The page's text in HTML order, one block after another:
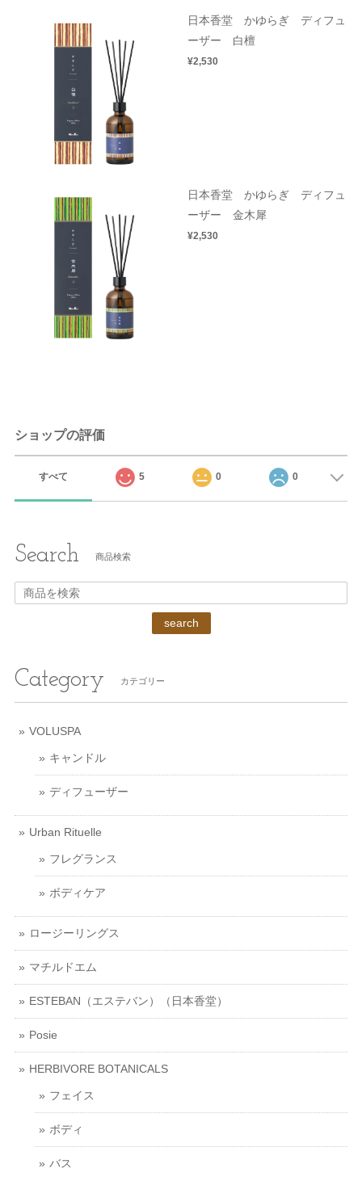
日本香堂 かゆらぎ ディフュ
ーザー 白檀
¥2,530
日本香堂 かゆらぎ ディフュ
ーザー 金木犀
¥2,530
ショップの評価
すべて 5 0 0
Search 商品検索
search
Category カテゴリー
VOLUSPA
キャンドル
ディフューザー
Urban Rituelle
フレグランス
ボディケア
ロージーリングス
マチルドエム
ESTEBAN（エステバン）（日本香堂）
Posie
HERBIVORE BOTANICALS
フェイス
ボディ
バス